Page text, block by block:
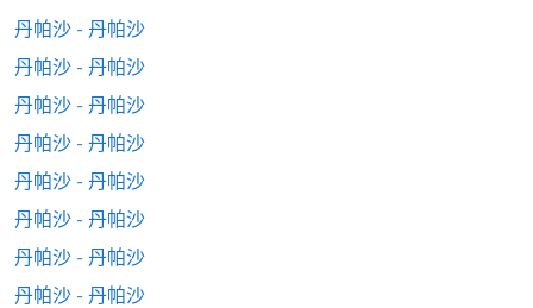
丹帕沙 - 丹帕沙
丹帕沙 - 丹帕沙
丹帕沙 - 丹帕沙
丹帕沙 - 丹帕沙
丹帕沙 - 丹帕沙
丹帕沙 - 丹帕沙
丹帕沙 - 丹帕沙
丹帕沙 - 丹帕沙